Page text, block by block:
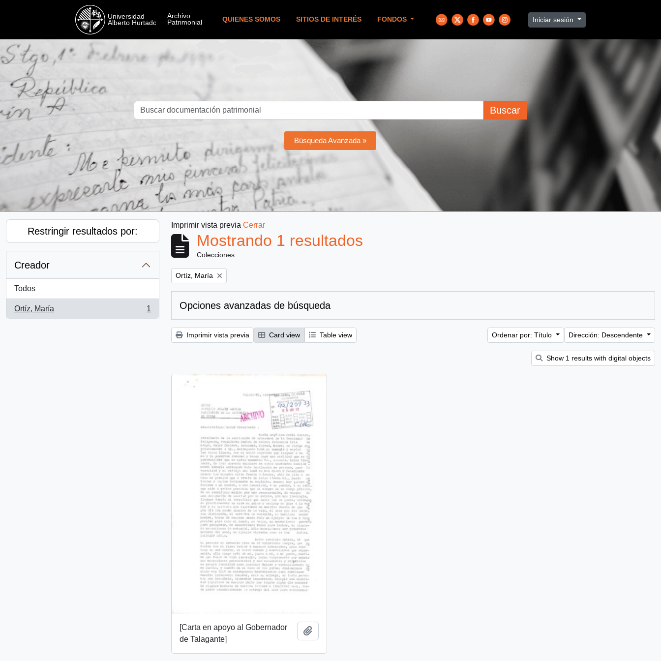
QUIENES SOMOS SITIOS DE INTERÉS FONDOS Iniciar sesión
Buscar
Búsqueda Avanzada »
Restringir resultados por:
Creador
Todos
Ortíz, María
, 1 resultados
1
Imprimir vista previa Cerrar
Mostrando 1 resultados
Colecciones
Remove filter:
Ortíz, María
Opciones avanzadas de búsqueda
Imprimir vista previa Card view Table view Ordenar por: Título Dirección: Descendente
Show 1 results with digital objects
[Carta en apoyo al Gobernador
de Talagante]